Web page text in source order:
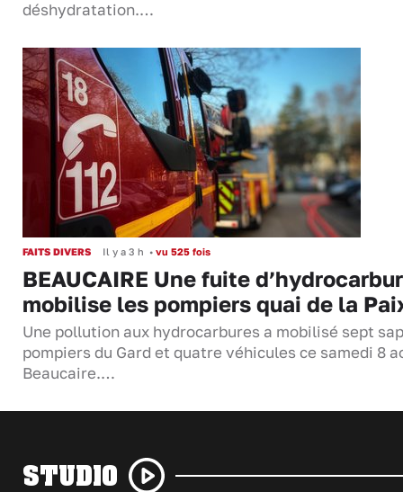
déshydratation.…
FAITS DIVERS Il y a 3 h • vu 525 fois
BEAUCAIRE Une fuite
mobilise les pompiers quai de la
Une pollution aux hydrocarbures a mobilisé sept
pompiers du Gard et quatre véhicules ce samedi 8
Beaucaire.…
STUDIO